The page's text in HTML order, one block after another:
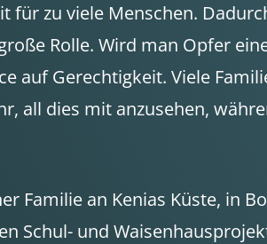
für zu viele Menschen.
Rolle. Wird man Opfer
auf Gerechtigkeit. Viele
all dies mit anzusehen,
Familie an Kenias Küste, in
Schul- und